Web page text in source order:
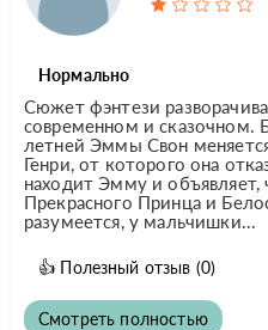
Нормально
Сюжет фэнтези
современном и сказочном.
летней Эммы Свон
Генри, от которого она
находит Эмму и объявляет,
Прекрасного Принца и
разумеется, у мальчишки...
👍 Полезный отзыв (0)
Смотреть полностью